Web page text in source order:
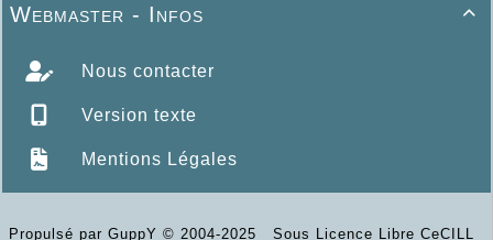

Webmaster - Infos
Nous contacter
Version texte
Mentions Légales
Propulsé par GuppY © 2004-2025 Sous Licence Libre CeCILL